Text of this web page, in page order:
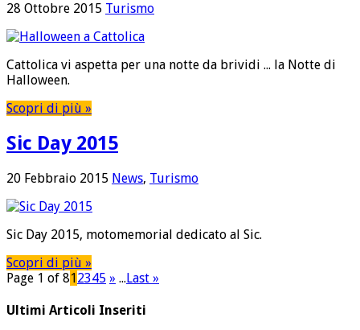
28 Ottobre 2015 Turismo
Cattolica vi aspetta per una notte da brividi ... la Notte di
Halloween.
Scopri di più »
Sic Day 2015
20 Febbraio 2015 News, Turismo
Sic Day 2015, motomemorial dedicato al Sic.
Scopri di più »
Page 1 of 81 2345 » ... Last »
Ultimi Articoli Inseriti